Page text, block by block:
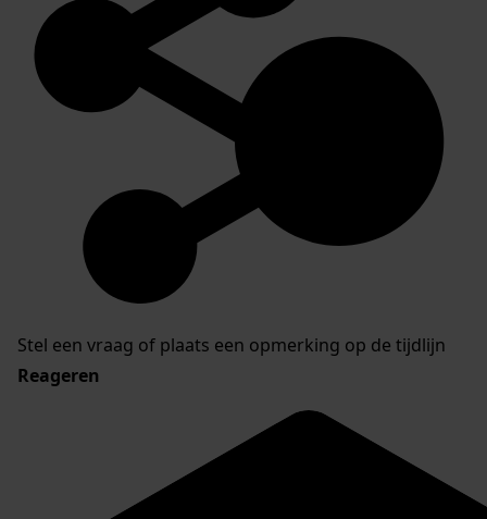
Stel een vraag of plaats een opmerking op de tijdlijn
Reageren